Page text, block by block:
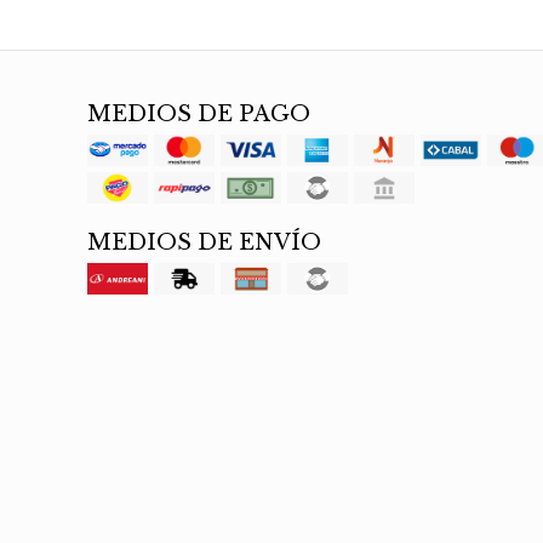
MEDIOS DE PAGO
MEDIOS DE ENVÍO